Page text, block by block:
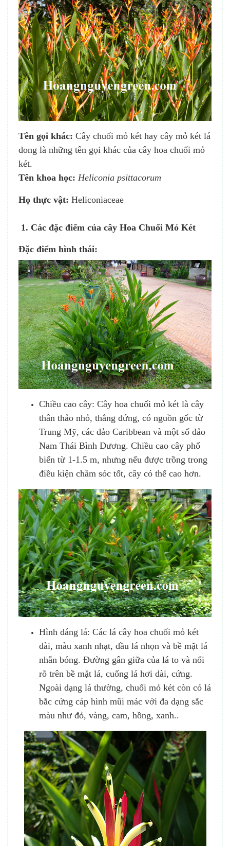
Tên gọi khác: Cây chuối mỏ két hay cây mỏ két lá
dong là những tên gọi khác của cây hoa chuối mỏ
két.
Tên khoa học: Heliconia psittacorum
Họ thực vật: Heliconiaceae
1. Các đặc điểm của cây Hoa Chuối Mỏ Két
Đặc điểm hình thái:
Chiều cao cây: Cây hoa chuối mỏ két là cây
thân thảo nhỏ, thẳng đứng, có nguồn gốc từ
Trung Mỹ, các đảo Caribbean và một số đảo
Nam Thái Bình Dương. Chiều cao cây phổ
biến từ 1-1.5 m, nhưng nếu được trồng trong
điều kiện chăm sóc tốt, cây có thể cao hơn.
Hình dáng lá: Các lá cây hoa chuối mỏ két
dài, màu xanh nhạt, đầu lá nhọn và bề mặt lá
nhẵn bóng. Đường gân giữa của lá to và nổi
rõ trên bề mặt lá, cuống lá hơi dài, cứng.
Ngoài dạng lá thường, chuối mỏ két còn có lá
bắc cứng cáp hình mũi mác với đa dạng sắc
màu như đỏ, vàng, cam, hồng, xanh..